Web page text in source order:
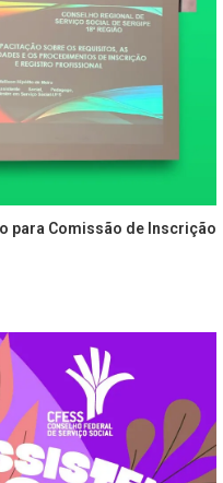
para Comissão de Inscrição